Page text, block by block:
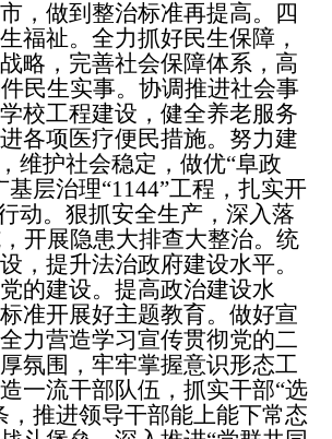
，做到整治标准再提高。四
福祉。全力抓好民生保障，
略，完善社会保障体系，高
民生实事。协调推进社会事
校工程建设，健全养老服务
各项医疗便民措施。努力建
维护社会稳定，做优“阜政
基层治理“1144”工程，扎实开
动。狠抓安全生产，深入落
开展隐患大排查大整治。统
，提升法治政府建设水平。
的建设。提高政治建设水
准开展好主题教育。做好宣
力营造学习宣传贯彻党的二
氛围，牢牢掌握意识形态工
一流干部队伍，抓实干部“选
，推进领导干部能上能下常态